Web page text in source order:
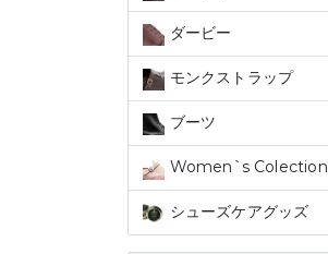
ダービー
モンクストラップ
ブーツ
Women`s Colection
シューズケアグッズ